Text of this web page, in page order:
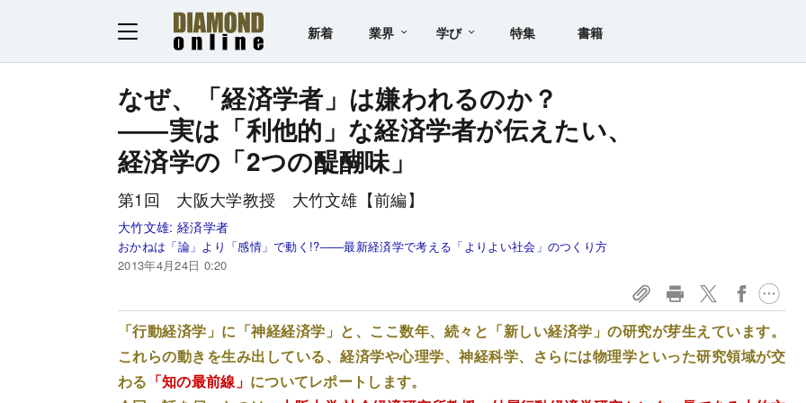
新着 業界 学び 特集 書籍
なぜ、「経済学者」は嫌われるのか？
――実は「利他的」な経済学者が伝えたい、
経済学の「2つの醍醐味」
第1回 大阪大学教授 大竹文雄【前編】
大竹文雄: 経済学者
おかねは「論」より「感情」で動く!?――最新経済学で考える「よりよい社会」のつくり方
2013年4月24日 0:20
「行動経済学」に「神経経済学」と、ここ数年、続々と「新しい経済学」の研究が芽生えています。
これらの動きを生み出している、経済学や心理学、神経科学、さらには物理学といった研究領域が交
わる 「知の最前線」 についてレポートします。